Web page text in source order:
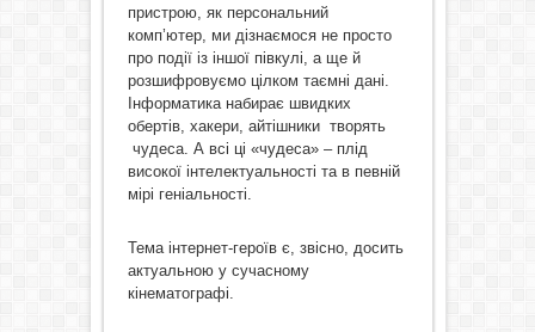
пристрою, як персональний
комп’ютер, ми дізнаємося не просто
про події із іншої півкулі, а ще й
розшифровуємо цілком таємні дані.
Інформатика набирає швидких
обертів, хакери, айтішники творять
чудеса. А всі ці «чудеса» – плід
високої інтелектуальності та в певній
мірі геніальності.
Тема інтернет-героїв є, звісно, досить
актуальною у сучасному
кінематографі.